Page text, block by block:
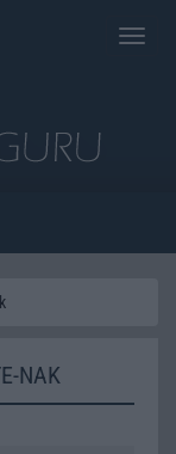
Toggle
NAK